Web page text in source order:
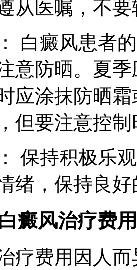
从医嘱，不
白癜风患者
意防晒。夏
应涂抹防晒
但要注意控
保持积极乐
绪，保持良
癜风治疗费
疗费用因人